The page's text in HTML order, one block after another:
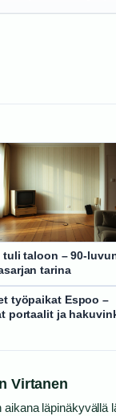
tuli taloon – 90-
tarina
työpaikat Espoo –
portaalit ja
Virtanen
läpinäkyvällä